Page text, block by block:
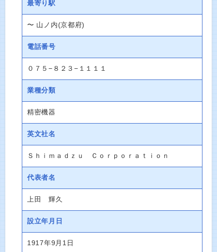
最寄り駅
〜 山ノ内(京都府)
電話番号
０７５−８２３−１１１１
業種分類
精密機器
英文社名
Ｓｈｉｍａｄｚｕ Ｃｏｒｐｏｒａｔｉｏｎ
代表者名
上田 輝久
設立年月日
1917年9月1日